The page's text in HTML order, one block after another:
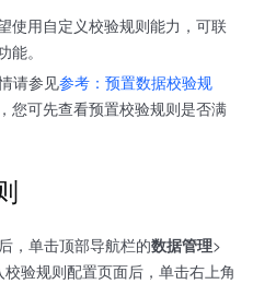
使用自定义校验规则能力，可联
。
请参见参考：预置数据校验规
您可先查看预置校验规则是否满
，单击顶部导航栏的数据管理>
校验规则配置页面后，单击右上角